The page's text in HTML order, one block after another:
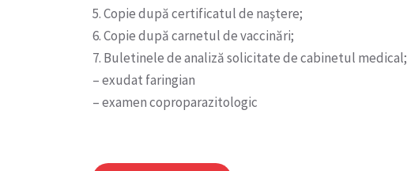
5. Copie după certificatul de naştere;
6. Copie după carnetul de vaccinări;
7. Buletinele de analiză solicitate de cabinetul medical;
– exudat faringian
– examen coproparazitologic